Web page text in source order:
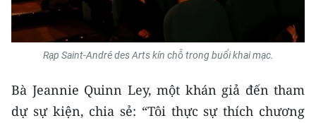
Rạp Saint-André des Arts kín chỗ trong buổi khai mạc.
Bà Jeannie Quinn Ley, một khán giả đến tham
dự sự kiện, chia sẻ: “Tôi thực sự thích chương